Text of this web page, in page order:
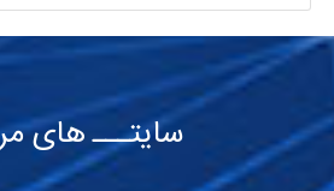
سایتـــ های